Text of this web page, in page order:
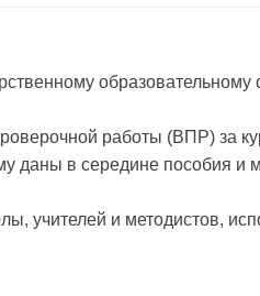
образовательному
работы (ВПР) за
даны в середине пособия и
учителей и методистов,